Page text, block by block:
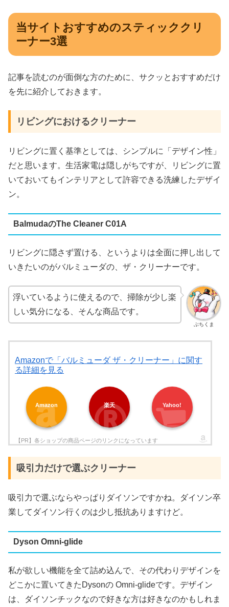
当サイトおすすめのスティッククリ
ーナー3選
記事を読むのが面倒な方のために、サクッとおすすめだけ
を先に紹介しておきます。
リビングにおけるクリーナー
リビングに置く基準としては、シンプルに「デザイン性」
だと思います。生活家電は隠しがちですが、リビングに置
いておいてもインテリアとして許容できる洗練したデザイ
ン。
BalmudaのThe Cleaner C01A
リビングに隠さず置ける、というよりは全面に押し出して
いきたいのがバルミューダの、ザ・クリーナーです。
ぶちくま
浮いているように使えるので、掃除が少し楽
しい気分になる、そんな商品です。
Amazonで「バルミューダ ザ・クリーナー」に関す
る詳細を見る
Amazon 楽天 Yahoo!
吸引力だけで選ぶクリーナー
吸引力で選ぶならやっぱりダイソンですかね。ダイソン卒
業してダイソン行くのは少し抵抗ありますけど。
Dyson Omni-glide
私が欲しい機能を全て詰め込んで、その代わりデザインを
どこかに置いてきたDysonの Omni-glideです。デザイン
は、ダイソンチックなので好きな方は好きなのかもしれま